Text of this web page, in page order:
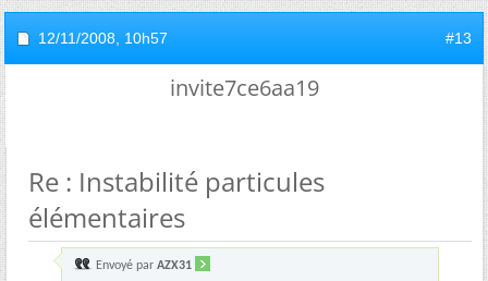
12/11/2008, 10h57 #13
invite7ce6aa19
Re : Instabilité particules
élémentaires
Envoyé par AZX31